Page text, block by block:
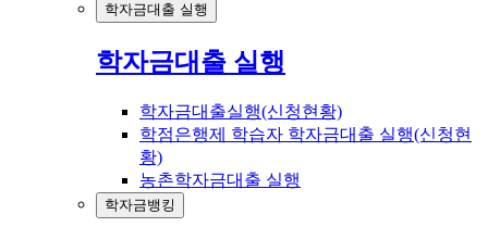
학자금대출 실행
학자금대출 실행
학자금대출실행(신청현황)
학점은행제 학습자 학자금대출 실행(신청현
황)
농촌학자금대출 실행
학자금뱅킹